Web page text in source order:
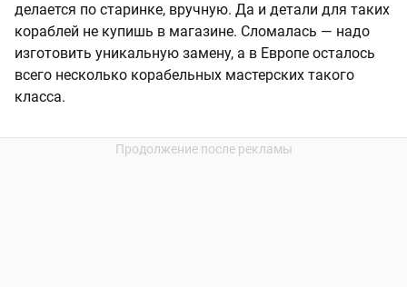
делается по старинке, вручную. Да и детали для таких
кораблей не купишь в магазине. Сломалась — надо
изготовить уникальную замену, а в Европе осталось
всего несколько корабельных мастерских такого
класса.